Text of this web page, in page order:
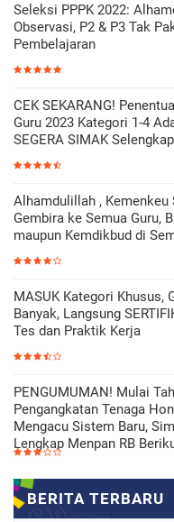
Seleksi PPPK 2022:
Observasi, P2 & P3 Tak
Pembelajaran
CEK SEKARANG!
Guru 2023 Kategori 1-4
SEGERA SIMAK
Alhamdulillah , Kemenkeu
Gembira ke Semua Guru,
maupun Kemdikbud di
MASUK Kategori Khusus,
Banyak, Langsung
Tes dan Praktik Kerja
PENGUMUMAN! Mulai
Pengangkatan Tenaga
Mengacu Sistem Baru,
Lengkap Menpan RB